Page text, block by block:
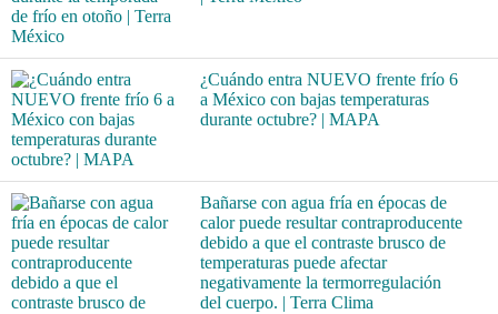
¿Cuándo entra NUEVO frente frío 6
a México con bajas temperaturas
durante octubre? | MAPA
Bañarse con agua fría en épocas de
calor puede resultar contraproducente
debido a que el contraste brusco de
temperaturas puede afectar
negativamente la termorregulación
del cuerpo. | Terra Clima